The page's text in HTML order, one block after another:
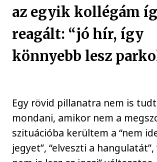
az egyik kollégám
reagált: “jó hír, így
könnyebb lesz
Egy rövid pillanatra nem is
mondani, amikor nem a
szituációba kerültem a “nem
jegyet”, “elveszti a